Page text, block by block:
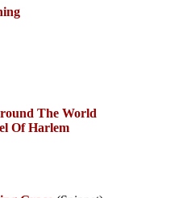
The World
Of Harlem